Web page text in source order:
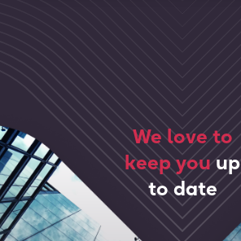
We love to
keep youup
to date